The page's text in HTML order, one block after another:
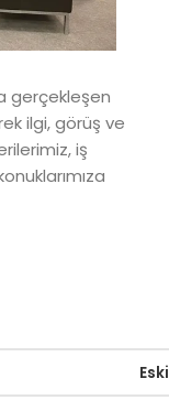
gerçekleşen
ilgi, görüş ve
iş
Eski